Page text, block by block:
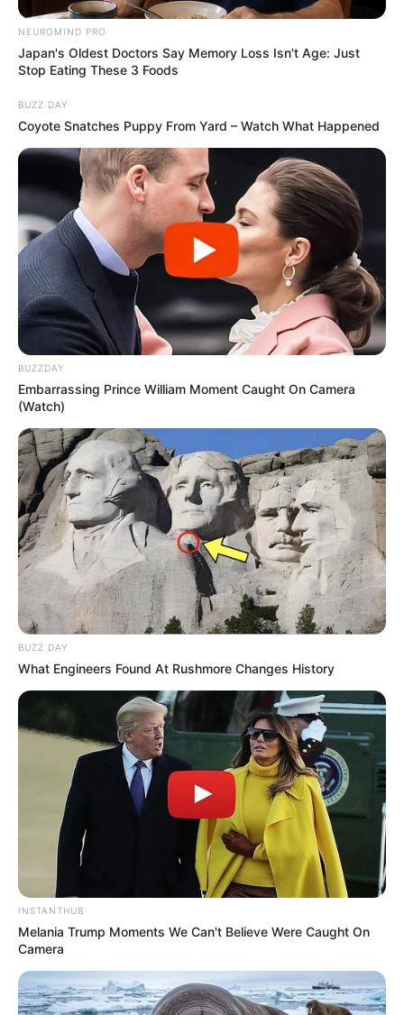
NEUROMIND PRO
Japan's Oldest Doctors Say Memory Loss Isn't Age: Just
Stop Eating These 3 Foods
BUZZ DAY
Coyote Snatches Puppy From Yard – Watch What Happened
BUZZDAY
Embarrassing Prince William Moment Caught On Camera
(Watch)
BUZZ DAY
What Engineers Found At Rushmore Changes History
INSTANTHUB
Melania Trump Moments We Can't Believe Were Caught On
Camera